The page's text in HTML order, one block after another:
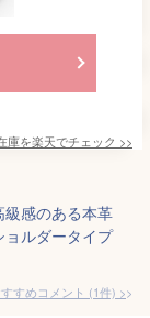
庫を楽天でチェック >>
級感のある本革
ルダータイプ
すめコメント (1件) >